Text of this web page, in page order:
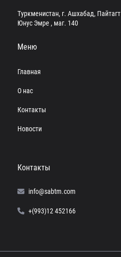
Туркменистан, г. Ашхабад,
Юнус Эмре , маг. 140
Меню
Главная
О нас
Контакты
Новости
Контакты
info@sabtm.com
+(993)12 452166